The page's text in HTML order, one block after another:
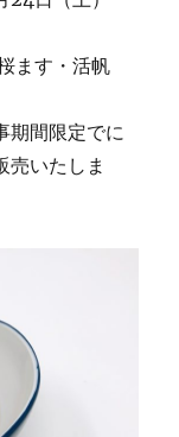
ます・活帆
期間限定でに
売いたしま